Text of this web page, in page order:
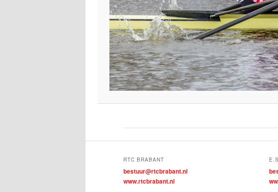
RTC BRABANT
bestuur@rtcbrabant.nl
www.rtcbrabant.nl